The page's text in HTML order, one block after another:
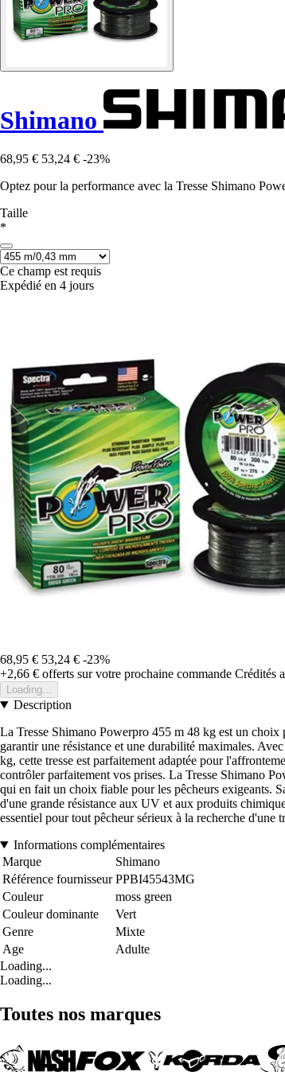
Shimano
68,95 € 53,24 € -23%
Optez pour la performance avec la Tresse Shimano
Taille
*
Ce champ est requis
Expédié en 4 jours
68,95 € 53,24 € -23%
+2,66 € offerts sur votre prochaine commande Crédités
Loading...
Description
La Tresse Shimano Powerpro 455 m 48 kg est un choix
garantir une résistance et une durabilité maximales.
kg, cette tresse est parfaitement adaptée pour
contrôler parfaitement vos prises. La Tresse Shimano
qui en fait un choix fiable pour les pêcheurs exigeants.
d'une grande résistance aux UV et aux produits
essentiel pour tout pêcheur sérieux à la recherche d'une
Informations complémentaires
Marque
Shimano
Référence fournisseur PPBI45543MG
Couleur
moss green
Couleur dominante
Vert
Genre
Mixte
Age
Adulte
Loading...
Loading...
Toutes nos marques